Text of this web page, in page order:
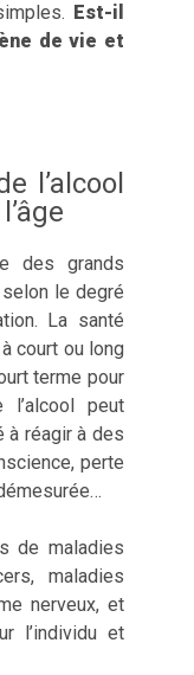
Est-il
de vie et
l’alcool
des grands
le degré
La santé
court ou long
terme pour
l’alcool peut
à réagir à des
perte
de maladies
maladies
nerveux, et
l’individu et